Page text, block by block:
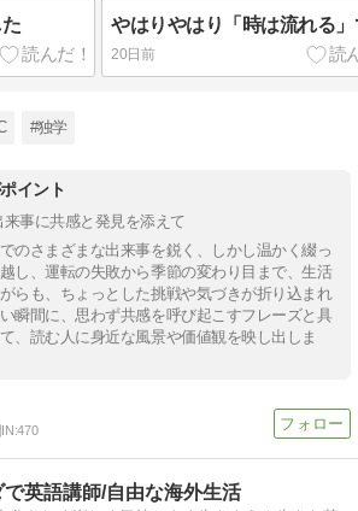
やはりやはり「時は流れる
20日前
#独学
イント
来事に共感と発見を添えて
のさまざまな出来事を鋭く、しかし温かく綴っ
し、運転の失敗から季節の変わり目まで、生活
らも、ちょっとした挑戦や気づきが折り込まれ
瞬間に、思わず共感を呼び起こすフレーズと具
、読む人に身近な風景や価値観を映し出しま
470
で英語講師/自由な海外生活